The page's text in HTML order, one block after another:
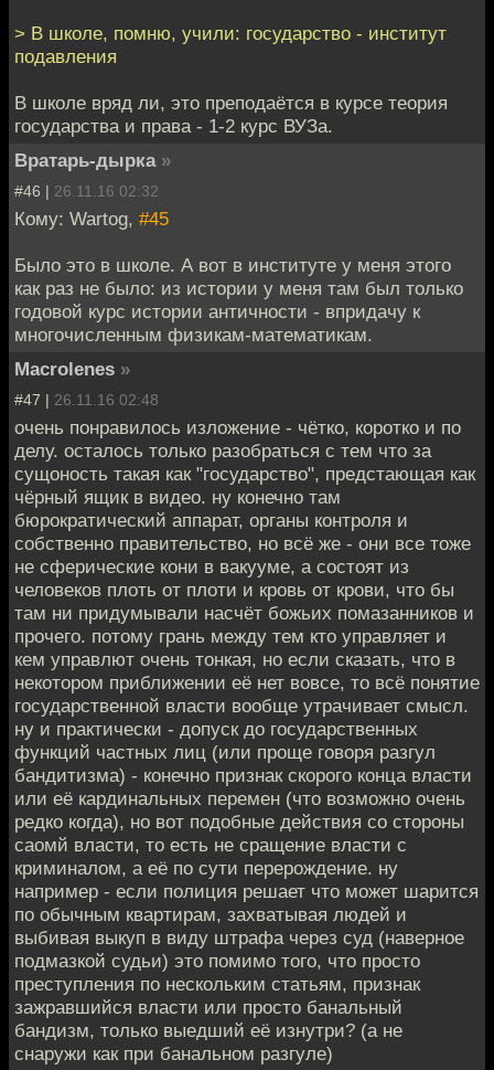
> В школе, помню, учили: государство - институт
подавления
В школе вряд ли, это преподаётся в курсе теория
государства и права - 1-2 курс ВУЗа.
Вратарь-дырка »
#46 | 26.11.16 02:32
Кому: Wartog, #45
Было это в школе. А вот в институте у меня этого
как раз не было: из истории у меня там был только
годовой курс истории античности - впридачу к
многочисленным физикам-математикам.
Macrolenes »
#47 | 26.11.16 02:48
очень понравилось изложение - чётко, коротко и по
делу. осталось только разобраться с тем что за
сущоность такая как "государство", предстающая как
чёрный ящик в видео. ну конечно там
бюрократический аппарат, органы контроля и
собственно правительство, но всё же - они все тоже
не сферические кони в вакууме, а состоят из
человеков плоть от плоти и кровь от крови, что бы
там ни придумывали насчёт божьих помазанников и
прочего. потому грань между тем кто управляет и
кем управлют очень тонкая, но если сказать, что в
некотором приближении её нет вовсе, то всё понятие
государственной власти вообще утрачивает смысл.
ну и практически - допуск до государственных
функций частных лиц (или проще говоря разгул
бандитизма) - конечно признак скорого конца власти
или её кардинальных перемен (что возможно очень
редко когда), но вот подобные действия со стороны
саомй власти, то есть не сращение власти с
криминалом, а её по сути перерождение. ну
например - если полиция решает что может шарится
по обычным квартирам, захватывая людей и
выбивая выкуп в виду штрафа через суд (наверное
подмазкой судьи) это помимо того, что просто
преступления по нескольким статьям, признак
зажравшийся власти или просто банальный
бандизм, только выедший её изнутри? (а не
снаружи как при банальном разгуле)